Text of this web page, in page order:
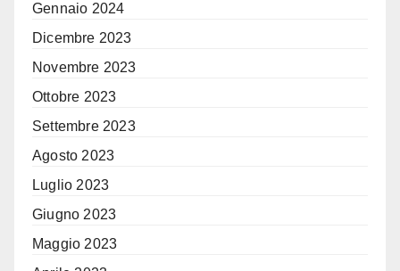
Gennaio 2024
Dicembre 2023
Novembre 2023
Ottobre 2023
Settembre 2023
Agosto 2023
Luglio 2023
Giugno 2023
Maggio 2023